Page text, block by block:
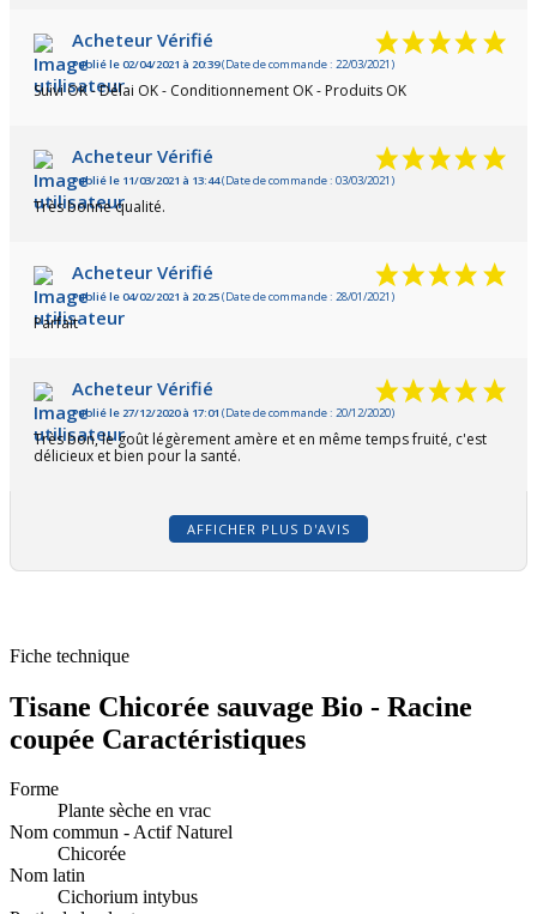
Acheteur Vérifié
Publié le 02/04/2021 à 20:39(Date de commande : 22/03/2021)
Suivi OK - Délai OK - Conditionnement OK - Produits OK
Acheteur Vérifié
Publié le 11/03/2021 à 13:44(Date de commande : 03/03/2021)
Très bonne qualité.
Acheteur Vérifié
Publié le 04/02/2021 à 20:25(Date de commande : 28/01/2021)
Parfait
Acheteur Vérifié
Publié le 27/12/2020 à 17:01 (Date de commande : 20/12/2020)
Très bon, le goût légèrement amère et en même temps fruité, c'est
délicieux et bien pour la santé.
AFFICHER PLUS D'AVIS
Fiche technique
Tisane Chicorée sauvage Bio - Racine
coupée Caractéristiques
Forme
Plante sèche en vrac
Nom commun - Actif Naturel
Chicorée
Nom latin
Cichorium intybus